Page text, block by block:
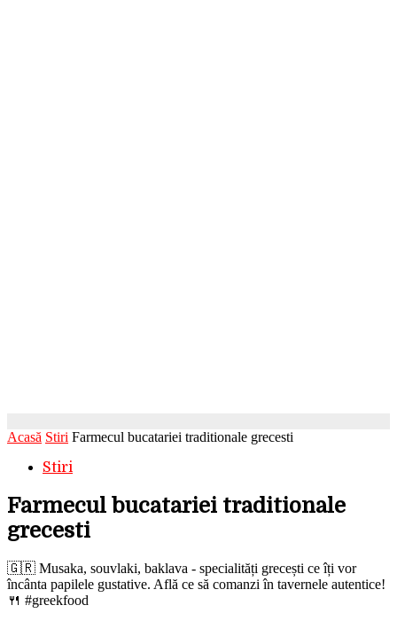
Acasă Stiri Farmecul bucatariei traditionale grecesti
Stiri
Farmecul bucatariei traditionale
grecesti
🇬🇷 Musaka, souvlaki, baklava - specialități grecești ce îți vor
încânta papilele gustative. Află ce să comanzi în tavernele autentice!
🍴 #greekfood